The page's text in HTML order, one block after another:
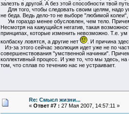
залезть в другой. А без этой способности твой
Для того, чтобы следовать своим целям, надо
не беда. Ведь дело-то не выборе "любимой колеи",
Ум гораздо менее обусловлен, чем тело.
Несмотря на кажущийся негатив, такая
принципах, которые изменить невозможно. Т.е.
колбаску ловятся, а другие нет
. И причина
Из-за этого сейчас эволюция идет уже не по
совершенствования "умственной начинки".
коллективный процесс. И уже то, что мы здесь,
том, что сплав по течению нас не устраивает.
Re: Смысл жизни...
« Ответ #7 : 27 Мая 2007, 14:57:11 »